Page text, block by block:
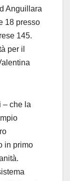
Anguillara
18 presso
145.
per il
– che la
in primo